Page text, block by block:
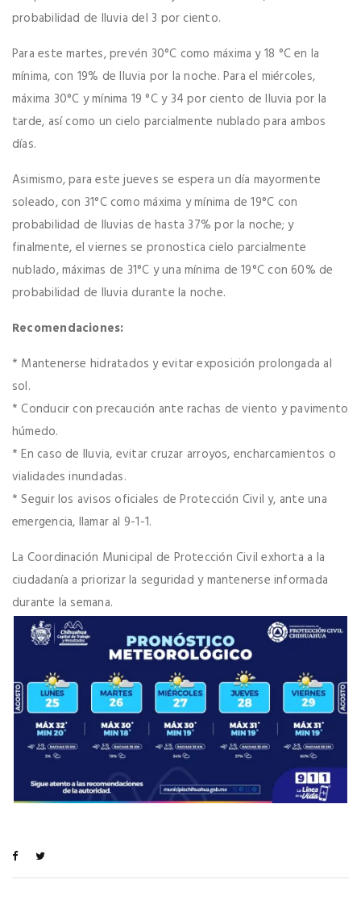
probabilidad de lluvia del 3 por ciento.
Para este martes, prevén 30°C como máxima y 18 °C en la
mínima, con 19% de lluvia por la noche. Para el miércoles,
máxima 30°C y mínima 19 °C y 34 por ciento de lluvia por la
tarde, así como un cielo parcialmente nublado para ambos
días.
Asimismo, para este jueves se espera un día mayormente
soleado, con 31°C como máxima y mínima de 19°C con
probabilidad de lluvias de hasta 37% por la noche; y
finalmente, el viernes se pronostica cielo parcialmente
nublado, máximas de 31°C y una mínima de 19°C con 60% de
probabilidad de lluvia durante la noche.
Recomendaciones:
* Mantenerse hidratados y evitar exposición prolongada al
sol.
* Conducir con precaución ante rachas de viento y pavimento
húmedo.
* En caso de lluvia, evitar cruzar arroyos, encharcamientos o
vialidades inundadas.
* Seguir los avisos oficiales de Protección Civil y, ante una
emergencia, llamar al 9-1-1.
La Coordinación Municipal de Protección Civil exhorta a la
ciudadanía a priorizar la seguridad y mantenerse informada
durante la semana.